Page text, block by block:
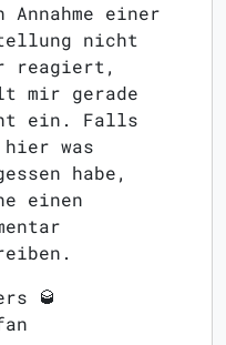
Annahme einer
nicht
reagiert,
mir gerade
ein. Falls
was
habe,
einen
🥃